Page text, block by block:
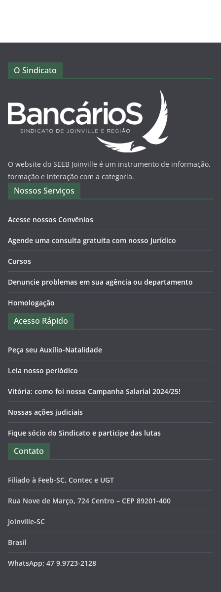
O Sindicato
O website do SEEB Joinville é um instrumento de informação,
formação e interação com a categoria.
Nossos Serviços
Acesse nossos Convênios
Agende uma consulta gratuita com nosso Jurídico
Cursos
Denuncie problemas em sua agência ou departamento
Homologação
Acesso Rápido
Peça seu Auxílio-Natalidade
Leia nosso periódico
Vitória: como foi nossa Campanha Salarial 2024/25!
Nossas ações judiciais
Fique sócio do Sindicato e participe das lutas
Contato
Filiado à Feeb-SC, Contec e UGT
Rua Nove de Março, 724 Centro – CEP 89201-400
Joinville-SC
Brasil
WhatsApp: 47 9.9723-2128